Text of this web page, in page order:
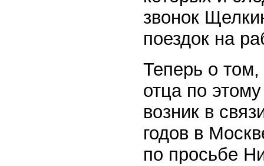
звонок
поездок на
Теперь о
отца по
возник в
годов в
по просьбе